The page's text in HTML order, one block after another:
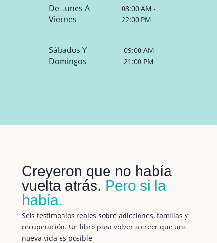
De Lunes A
Viernes
08:00 AM -
22:00 PM
Sábados Y
Domingos
09:00 AM -
21:00 PM
Creyeron que no había
vuelta atrás. Pero si la
había.
Seis testimonios reales sobre adicciones, familias y
recuperación. Un libro para volver a creer que una
nueva vida es posible.